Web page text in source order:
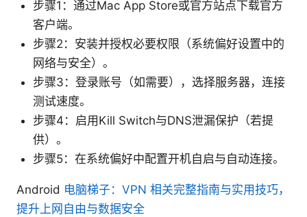
步骤1：通过Mac App Store或官方站点下载官方
客户端。
步骤2：安装并授权必要权限（系统偏好设置中的
网络与安全）。
步骤3：登录账号（如需要），选择服务器，连接
测试速度。
步骤4：启用Kill Switch与DNS泄漏保护（若提
供）。
步骤5：在系统偏好中配置开机自启与自动连接。
Android 电脑梯子：VPN 相关完整指南与实用技巧，
提升上网自由与数据安全